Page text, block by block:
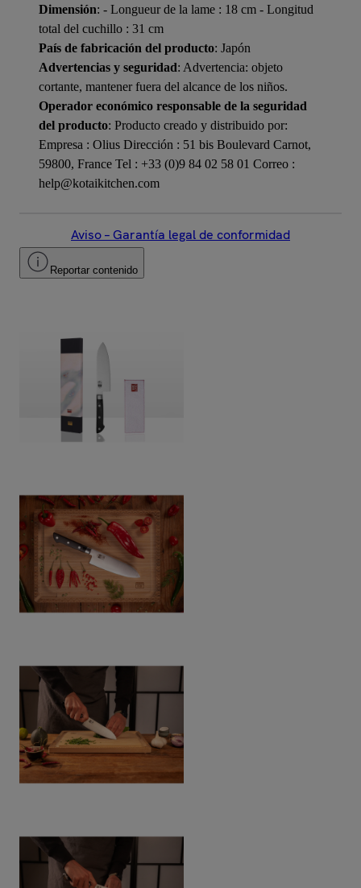
Dimensión: - Longueur de la lame : 18 cm - Longitud
total del cuchillo : 31 cm
País de fabricación del producto: Japón
Advertencias y seguridad: Advertencia: objeto
cortante, mantener fuera del alcance de los niños.
Operador económico responsable de la seguridad
del producto: Producto creado y distribuido por:
Empresa : Olius Dirección : 51 bis Boulevard Carnot,
59800, France Tel : +33 (0)9 84 02 58 01 Correo :
help@kotaikitchen.com
Aviso – Garantía legal de conformidad
Reportar contenido